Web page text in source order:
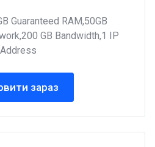
Guaranteed RAM,50GB
GB Bandwidth,1 IP
Address
зараз